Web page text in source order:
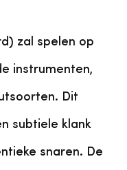
zal spelen op
instrumenten,
Dit
subtiele klank
snaren. De